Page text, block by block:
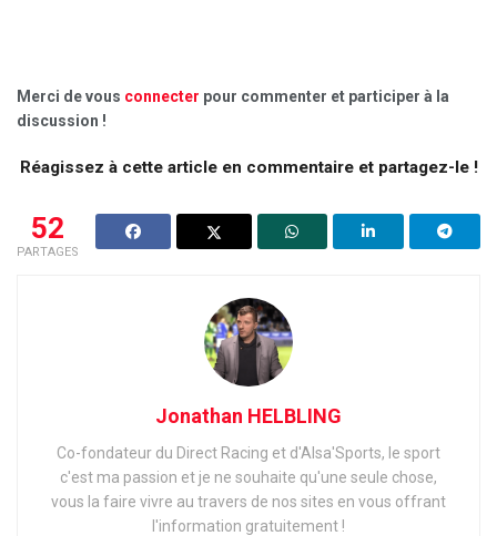
Merci de vous connecter pour commenter et participer à la
discussion !
Réagissez à cette article en commentaire et partagez-le !
52
PARTAGES
Jonathan HELBLING
Co-fondateur du Direct Racing et d'Alsa'Sports, le sport
c'est ma passion et je ne souhaite qu'une seule chose,
vous la faire vivre au travers de nos sites en vous offrant
l'information gratuitement !